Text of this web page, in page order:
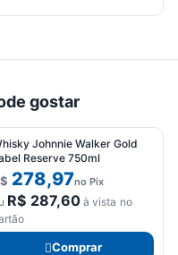
gostar
Johnnie Walker Gold
Reserve 750ml
278,97no Pix
R$ 287,60à vista no
Comprar